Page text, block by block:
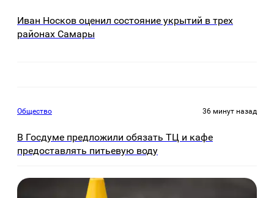
Иван Носков оценил состояние укрытий в трех
районах Самары
Общество 36 минут назад
В Госдуме предложили обязать ТЦ и кафе
предоставлять питьевую воду